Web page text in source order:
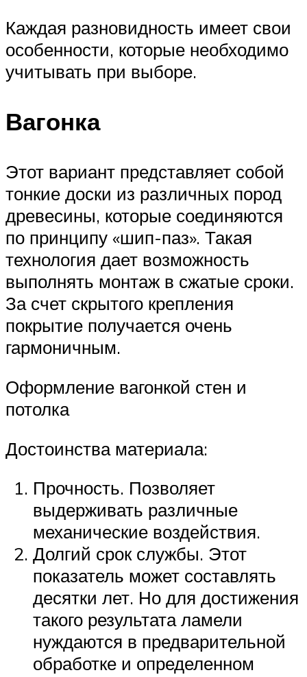
Каждая разновидность имеет свои
особенности, которые необходимо
учитывать при выборе.
Вагонка
Этот вариант представляет собой
тонкие доски из различных пород
древесины, которые соединяются
по принципу «шип-паз». Такая
технология дает возможность
выполнять монтаж в сжатые сроки.
За счет скрытого крепления
покрытие получается очень
гармоничным.
Оформление вагонкой стен и
потолка
Достоинства материала:
Прочность. Позволяет
выдерживать различные
механические воздействия.
Долгий срок службы. Этот
показатель может составлять
десятки лет. Но для достижения
такого результата ламели
нуждаются в предварительной
обработке и определенном